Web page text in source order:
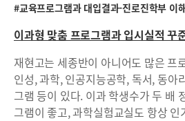
#교육프로그램과 대입결과-진로진학부 이
이과형 맞춤 프로그램과 입시실적 꾸
재현고는 세종반이 아니어도 많은 프
인성, 과학, 인공지능공학, 독서, 동아
그램 등이 있다. 이과 학생수가 두 배
그램이 좋고, 과학실험교실도 항상